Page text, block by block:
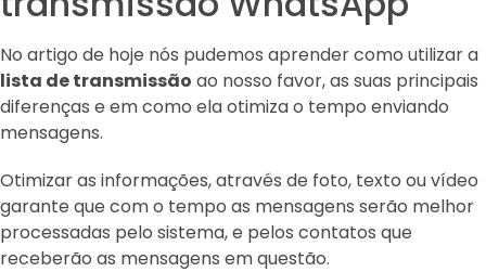
No artigo de hoje nós pudemos aprender como utilizar a
lista de transmissão ao nosso favor, as suas principais
diferenças e em como ela otimiza o tempo enviando
mensagens.
Otimizar as informações, através de foto, texto ou vídeo
garante que com o tempo as mensagens serão melhor
processadas pelo sistema, e pelos contatos que
receberão as mensagens em questão.